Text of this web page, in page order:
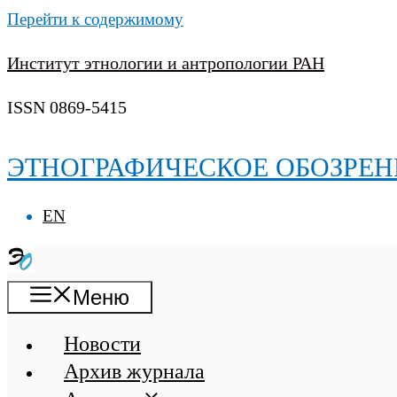
Перейти к содержимому
Институт этнологии и антропологии РАН
ISSN 0869-5415
ЭТНОГРАФИЧЕСКОЕ
EN
Меню
Новости
Архив журнала